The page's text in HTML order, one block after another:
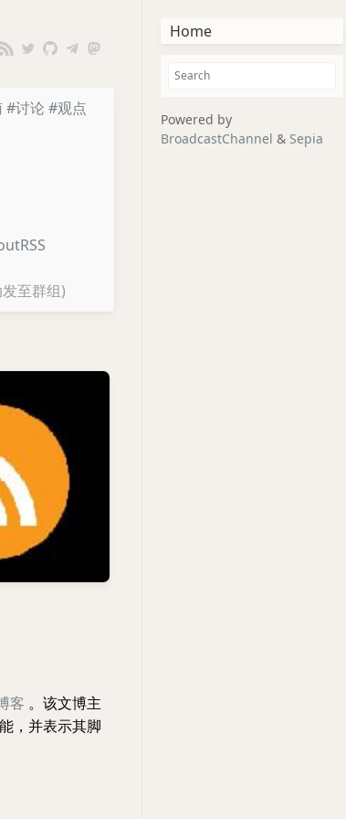
#讨论 #观点
至群组)
客 。该文博主
，并表示其脚
Home
Powered by
BroadcastChannel & Sepia